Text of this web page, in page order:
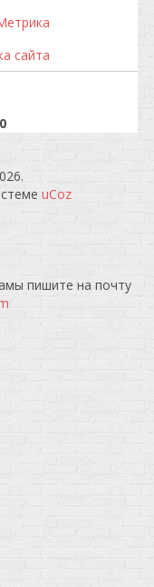
0
.
uCoz
пишите на почту